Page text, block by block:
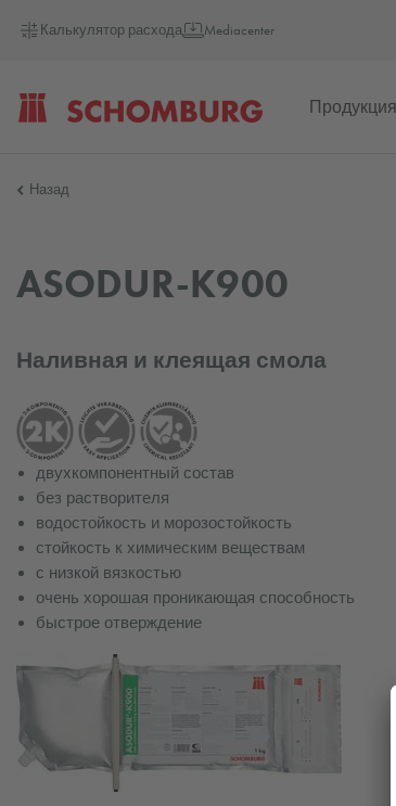
Калькулятор расхода Mediacenter
Продукция
Назад
ASODUR-K900
Наливная и клеящая смола
двухкомпонентный состав
без растворителя
водостойкость и морозостойкость
стойкость к химическим веществам
с низкой вязкостью
очень хорошая проникающая способность
быстрое отверждение